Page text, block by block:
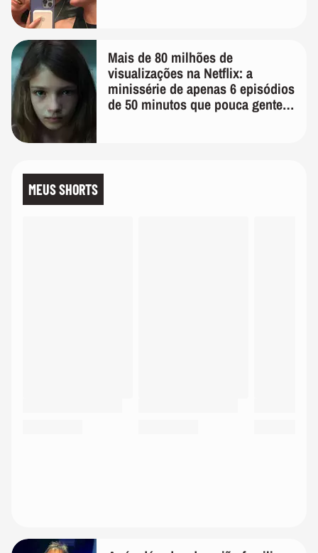
Mais de 80 milhões de
visualizações na Netflix: a
minissérie de apenas 6 episódios
de 50 minutos que pouca gente
MEUS SHORTS